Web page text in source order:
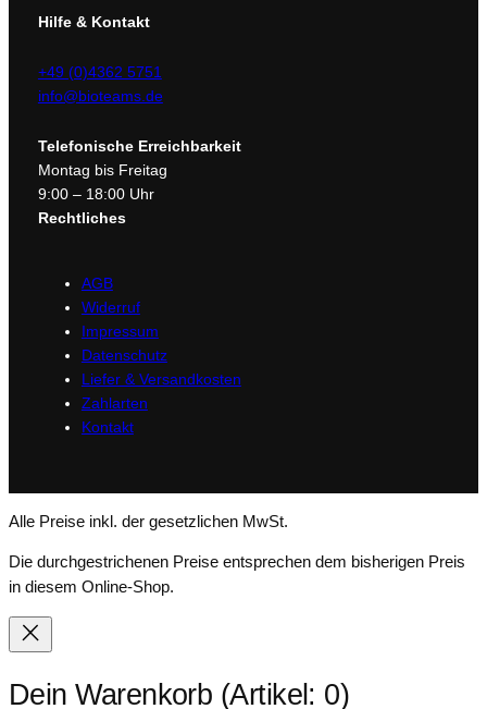
Hilfe & Kontakt
+49 (0)4362 5751
info@bioteams.de
Telefonische Erreichbarkeit
Montag bis Freitag
9:00 – 18:00 Uhr
Rechtliches
AGB
Widerruf
Impressum
Datenschutz
Liefer & Versandkosten
Zahlarten
Kontakt
Alle Preise inkl. der gesetzlichen MwSt.
Die durchgestrichenen Preise entsprechen dem bisherigen Preis
in diesem Online-Shop.
Dein Warenkorb (Artikel: 0)